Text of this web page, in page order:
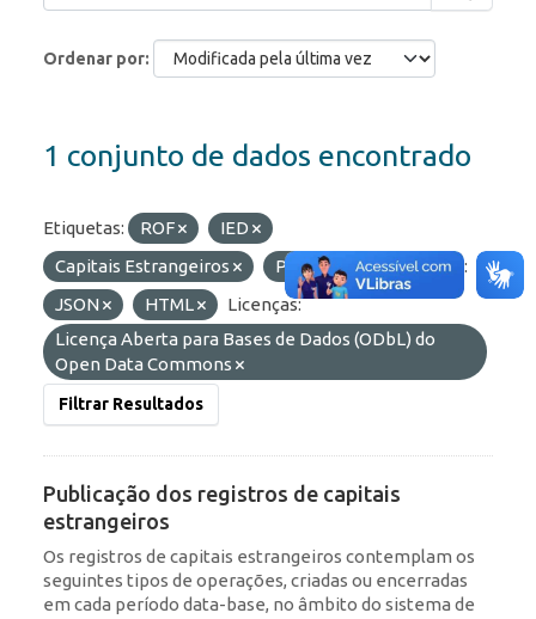
Ordenar por
1 conjunto de dados encontrado
Etiquetas: ROF
IED
Capitais Estrangeiros
Portfólio
Formatos:
JSON
HTML
Licenças:
Licença Aberta para Bases de Dados (ODbL) do
Open Data Commons
Filtrar Resultados
Publicação dos registros de capitais
estrangeiros
Os registros de capitais estrangeiros contemplam os
seguintes tipos de operações, criadas ou encerradas
em cada período data-base, no âmbito do sistema de